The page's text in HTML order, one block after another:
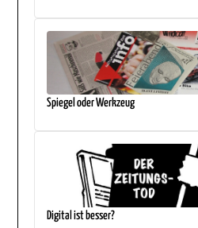
Spiegel oder Werkzeug
Digital ist besser?